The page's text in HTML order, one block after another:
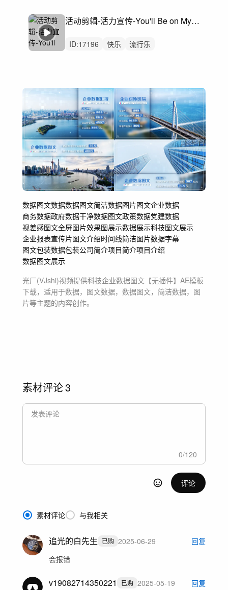
活动剪辑-活力宣传-You'll Be on My Mind (Instrumental Version)
ID:17196 快乐
流行乐
数据图文数据数据图文简洁数据图片图文企业数据
商务数据政府数据干净数据图文政策数据党建数据
视差感图文全屏图片效果图展示数据展示科技图文展示
企业报表宣传片图文介绍时间线简洁图片数据字幕
图文包装数据包装公司简介项目简介项目介绍
数据图文展示
光厂(VJshi)视频提供科技企业数据图文【无插件】 AE模板
下载，适用于数据，图文数据，数据图文，简洁数据，图
片等主题的内容创作。
素材评论3
0/120
评论
素材评论 与我相关
追光的白先生 已购 2025-06-29
回复
会报错
v19082714350221 已购 2025-05-19
回复